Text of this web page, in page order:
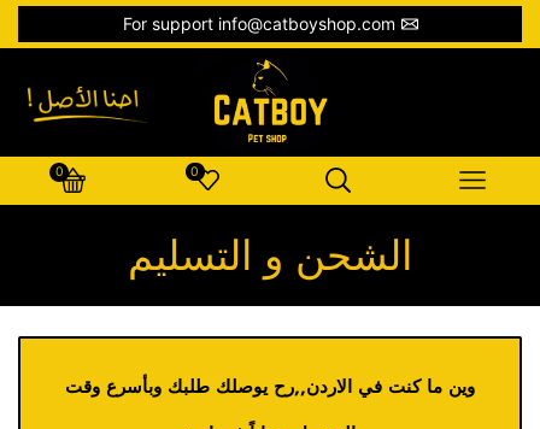
For support info@catboyshop.com
0
0
الشحن و التسليم
وين ما كنت في الاردن,,رح يوصلك طلبك وبأسرع وقت